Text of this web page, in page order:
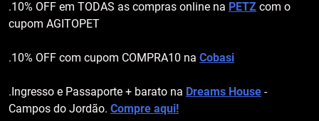
.10% OFF em TODAS as compras online na PETZ com o
cupom AGITOPET
.10% OFF com cupom COMPRA10 na Cobasi
.Ingresso e Passaporte + barato na Dreams House -
Campos do Jordão. Compre aqui!